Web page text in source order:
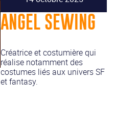
ANGEL SEWING
Créatrice et costumière qui
réalise notamment des
costumes liés aux univers SF
et fantasy.